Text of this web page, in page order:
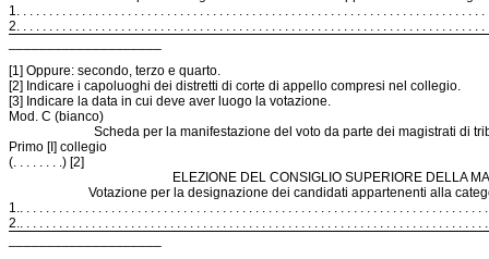
1. . . . . . . . . . . . . . . . . . . . . . . . . . . . . . . . . . . . . . . . . . . . . . . . . . . . . . . . . . . . . . . . . . . . . . . .
2. . . . . . . . . . . . . . . . . . . . . . . . . . . . . . . . . . . . . . . . . . . . . . . . . . . . . . . . . . . . . . . . . . . . . . . .
[1] Oppure: secondo, terzo e quarto.
[2] Indicare i capoluoghi dei distretti di corte di appello compresi nel collegio.
[3] Indicare la data in cui deve aver luogo la votazione.
Mod. C (bianco)
Scheda per la manifestazione del voto da parte dei magistrati di
Primo [I] collegio
(. . . . . . . .) [2]
ELEZIONE DEL CONSIGLIO SUPERIORE DELLA
Votazione per la designazione dei candidati appartenenti alla
1.. . . . . . . . . . . . . . . . . . . . . . . . . . . . . . . . . . . . . . . . . . . . . . . . . . . . . . . . . . . . . . . . . . . . . . .
2.. . . . . . . . . . . . . . . . . . . . . . . . . . . . . . . . . . . . . . . . . . . . . . . . . . . . . . . . . . . . . . . . . . . . . . .